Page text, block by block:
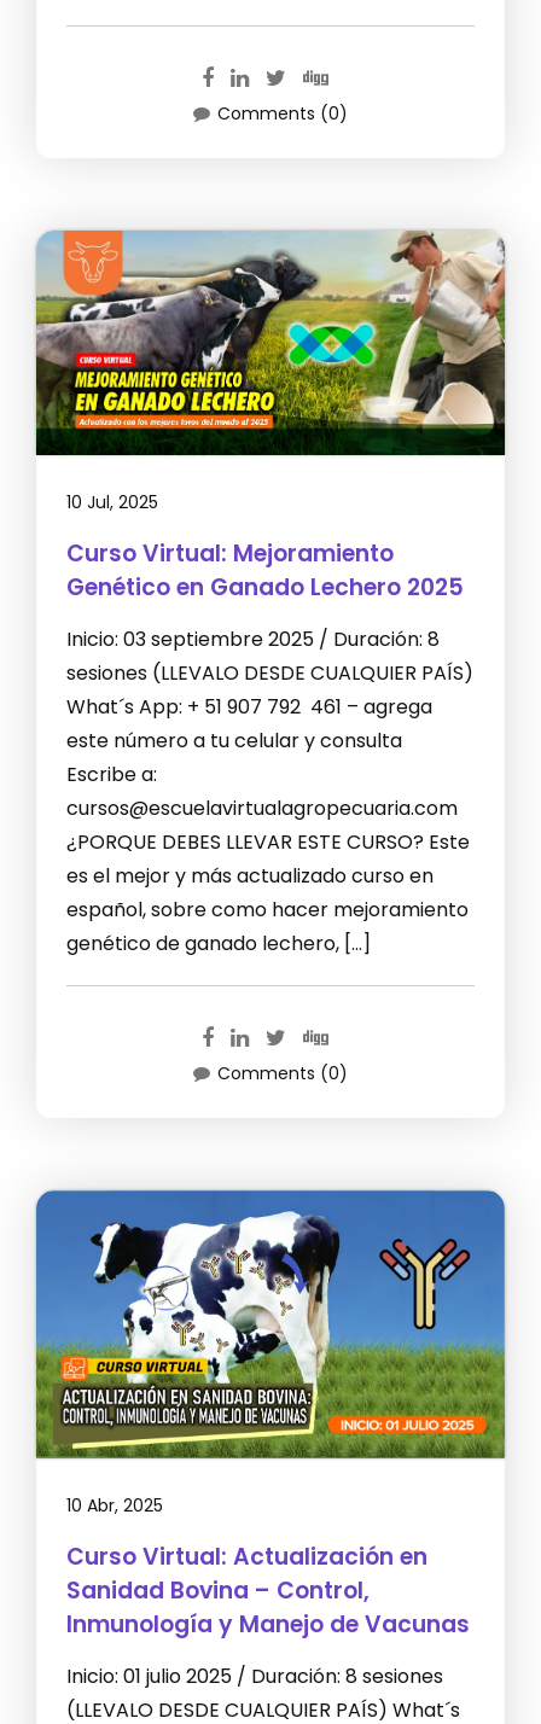
Comments (0)
10 Jul, 2025
Curso Virtual: Mejoramiento
Genético en Ganado Lechero 2025
Inicio: 03 septiembre 2025 / Duración: 8
sesiones (LLEVALO DESDE CUALQUIER PAÍS)
What´s App: + 51 907 792 461 – agrega
este número a tu celular y consulta
Escribe a:
cursos@escuelavirtualagropecuaria.com
¿PORQUE DEBES LLEVAR ESTE CURSO? Este
es el mejor y más actualizado curso en
español, sobre como hacer mejoramiento
genético de ganado lechero, […]
Comments (0)
10 Abr, 2025
Curso Virtual: Actualización en
Sanidad Bovina – Control,
Inmunología y Manejo de Vacunas
Inicio: 01 julio 2025 / Duración: 8 sesiones
(LLEVALO DESDE CUALQUIER PAÍS) What´s